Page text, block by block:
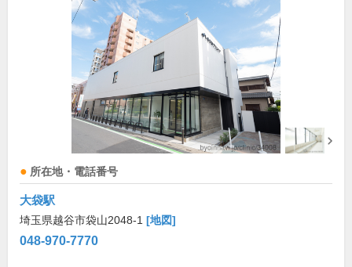
所在地・電話番号
大袋駅
埼玉県越谷市袋山2048-1 [地図]
048-970-7770